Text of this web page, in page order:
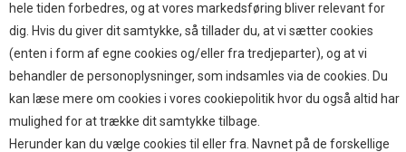
hele tiden forbedres, og at vores markedsføring bliver relevant for
dig. Hvis du giver dit samtykke, så tillader du, at vi sætter cookies
(enten i form af egne cookies og/eller fra tredjeparter), og at vi
behandler de personoplysninger, som indsamles via de cookies. Du
kan læse mere om cookies i vores cookiepolitik hvor du også altid har
mulighed for at trække dit samtykke tilbage.
Herunder kan du vælge cookies til eller fra. Navnet på de forskellige
HOKAMIX
HVALPESTART RAIZUP
Thule hundbure
GRAU
STARMARK
VARIOCAGE-MIMSAFE